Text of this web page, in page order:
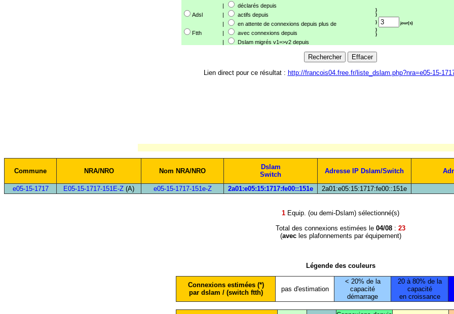
|
déclarés depuis
}
}
}
jour(s)
}
}
Adsl |
actifs depuis
|
en attente de connexions depuis plus de
Ftth
|
avec connexions depuis
|
Dslam migrés v1=>v2 depuis
Lien direct pour ce résultat : http://francois04.free.fr/liste_dslam.php?nra=e05-15-
Commune NRA/NRO Nom NRA/NRO
Dslam
Switch
Adresse IP Dslam/Switch
e05-15-1717
E05-15-1717-151E-Z (A) e05-15-1717-151e-Z 2a01:e05:15:1717:fe00::151e 2a01:e05:15:1717:fe00::151e
1 Equip. (ou demi-Dslam) sélectionné(s)
Total des connexions estimées le 04/08 : 23
(avecles plafonnements par équipement)
Légende des couleurs
Connexions estimées (*)
par dslam / (switch ftth)
pas d'estimation
< 20% de la
capacité
démarrage
20 à 80% de la
capacité
en croissance